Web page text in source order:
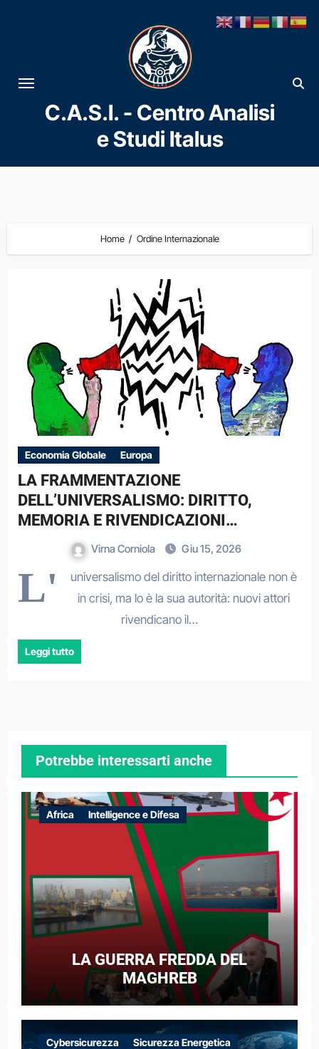
al
contenuto
C.A.S.I. - Centro Analisi
e Studi Italus
Home Ordine Internazionale
Economia Globale Europa
LA FRAMMENTAZIONE
DELL’UNIVERSALISMO: DIRITTO,
MEMORIA E RIVENDICAZIONI
GEOPOLITICHE IN UN MONDO
MULTIPOLARE.
Virna Corniola Giu 15, 2026
L'
universalismo del diritto internazionale non è
in crisi, ma lo è la sua autorità: nuovi attori
rivendicano il…
Leggi tutto
Potrebbe interessarti anche
Africa Intelligence e Difesa
LA GUERRA FREDDA DEL
MAGHREB
Cybersicurezza Sicurezza Energetica